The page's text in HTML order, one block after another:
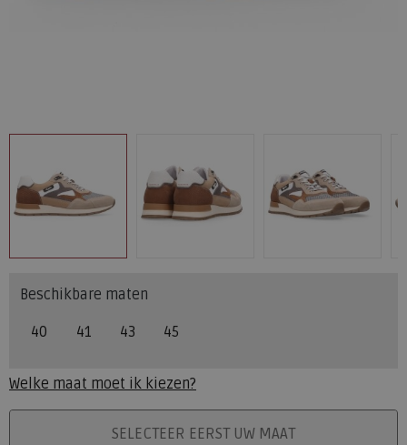
Beschikbare maten
40 41 43 45
Welke maat moet ik kiezen?
PLAATS IN WINKELMANDSELECTEER EERST UW MAAT